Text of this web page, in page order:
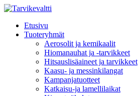
Etusivu
Tuoteryhmät
Aerosolit ja kemikaalit
Hiomanauhat ja -tarvikkeet
Hitsauslisäaineet ja tarvikkeet
Kaasu- ja messinkilangat
Kampanjatuotteet
Katkaisu-ja lamellilaikat